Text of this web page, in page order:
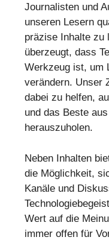
Journalisten und
unseren Lesern
präzise Inhalte zu
überzeugt, dass
Werkzeug ist, um
verändern. Unser
dabei zu helfen,
und das Beste
herauszuholen.
Neben Inhalten
die Möglichkeit,
Kanäle und
Wert auf die
immer offen für